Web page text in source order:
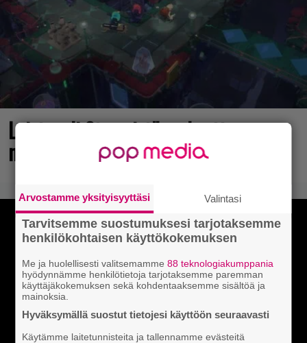
Loistopeli Steamistä maksutta –
mutta pidä kiirettä lataamisen kanssa
Arvostamme yksityisyyttäsi Valintasi
Tarvitsemme suostumuksesi tarjotaksemme
henkilökohtaisen käyttökokemuksen
Me ja huolellisesti valitsemamme88 teknologiakumppania
hyödynnämme henkilötietoja tarjotaksemme paremman
käyttäjäkokemuksen sekä kohdentaaksemme sisältöä ja
mainoksia.
Hyväksymällä suostut tietojesi käyttöön seuraavasti
Käytämme laitetunnisteita ja tallennamme evästeitä